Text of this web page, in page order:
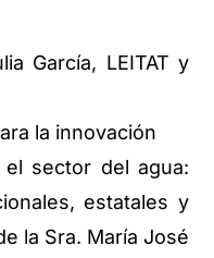
García, LEITAT y
la innovación
sector del agua:
estatales y
la Sra. María José